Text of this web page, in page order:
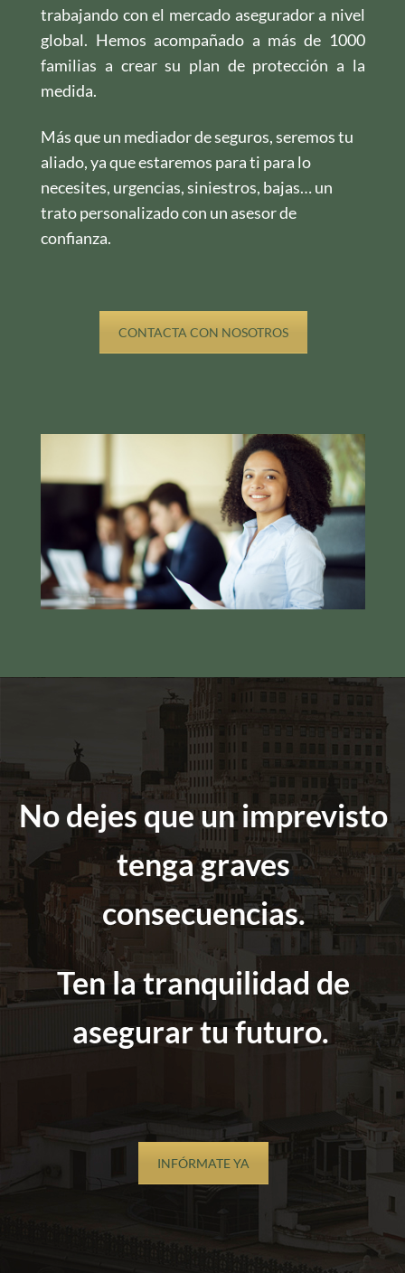
trabajando con el mercado asegurador a nivel
global. Hemos acompañado a más de 1000
familias a crear su plan de protección a la
medida.
Más que un mediador de seguros, seremos tu
aliado, ya que estaremos para ti para lo
necesites, urgencias, siniestros, bajas… un
trato personalizado con un asesor de
confianza.
CONTACTA CON NOSOTROS
No dejes que un imprevisto
tenga graves
consecuencias.
Ten la tranquilidad de
asegurar tu futuro.
INFÓRMATE YA